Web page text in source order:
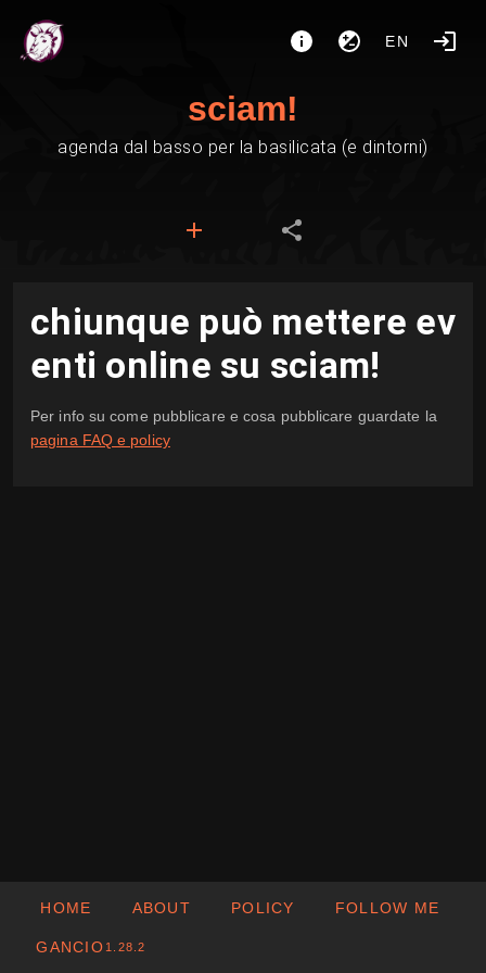
EN
sciam!
agenda dal basso per la basilicata (e dintorni)
chiunque può mettere ev
enti online su sciam!
Per info su come pubblicare e cosa pubblicare guardate la
pagina FAQ e policy
HOME ABOUT POLICY FOLLOW ME
GANCIO 1.28.2